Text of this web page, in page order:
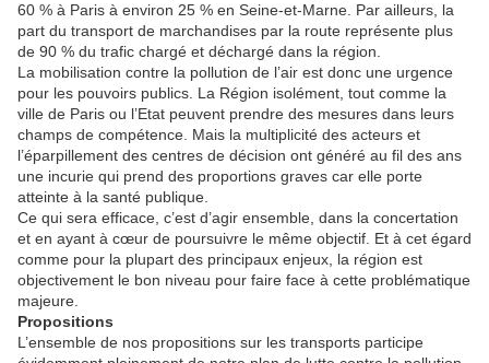
60 % à Paris à environ 25 % en Seine-et-Marne. Par ailleurs, la
part du transport de marchandises par la route représente plus
de 90 % du trafic chargé et déchargé dans la région.
La mobilisation contre la pollution de l’air est donc une urgence
pour les pouvoirs publics. La Région isolément, tout comme la
ville de Paris ou l’Etat peuvent prendre des mesures dans leurs
champs de compétence. Mais la multiplicité des acteurs et
l’éparpillement des centres de décision ont généré au fil des ans
une incurie qui prend des proportions graves car elle porte
atteinte à la santé publique.
Ce qui sera efficace, c’est d’agir ensemble, dans la concertation
et en ayant à cœur de poursuivre le même objectif. Et à cet égard
comme pour la plupart des principaux enjeux, la région est
objectivement le bon niveau pour faire face à cette problématique
majeure.
Propositions
L’ensemble de nos propositions sur les transports participe